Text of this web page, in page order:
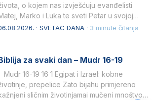
o kojem nas izvješćuju evanđelisti
Marko i Luka te sveti Petar u svojoj
· SVETAC DANA · 3 minute čitanja
za svaki dan – Mudr 16-19
Mudr 16-19 16 1 Egipat i Izrael: kobne
prepelice Zato bijahu primjereno
sličnim životinjamai mučeni mnoštvom